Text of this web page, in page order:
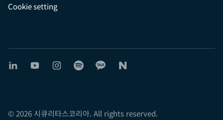
Cookie setting
© 2026 시큐리타스코리아. All rights reserved.